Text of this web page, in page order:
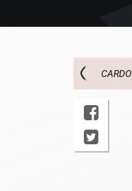
CARDO